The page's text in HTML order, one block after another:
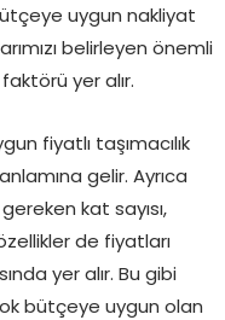
uygun nakliyat
belirleyen önemli
yer alır.
fiyatlı taşımacılık
gelir. Ayrıca
gereken kat sayısı,
de fiyatları
yer alır. Bu gibi
bütçeye uygun olan